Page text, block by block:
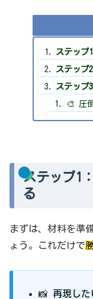
ステップ
ステップ
ステップ
🎨 圧
ステップ1
る
まずは、材料を準
ょう。これだけで
📸 再現した